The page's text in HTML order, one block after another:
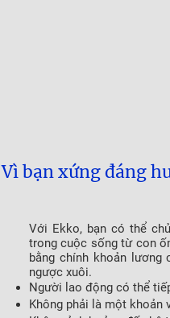
Vì bạn xứng đáng
Với Ekko, bạn có thể
trong cuộc sống từ con
bằng chính khoản lương
ngược xuôi.
Người lao động có thể
Không phải là một khoản